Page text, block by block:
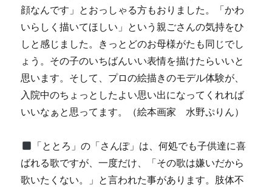
顔なんです」とおっしゃる方もおりました。「かわ
いらしく描いてほしい」という親ごさんの気持をひ
しと感じました。きっとどのお母様がたも同じでし
ょう。その子のいちばんいい表情を描けたらいいと
思います。そして、プロの絵描きのモデル体験が、
入院中のちょっとしたよい思い出になってくれれば
いいなぁと思ってます。（絵本画家 水野ぷりん）
「ととろ」の「さんぽ」は、何処でも子供達に喜
ばれる歌ですが、一度だけ、「その歌は嫌いだから
歌いたくない。」と言われた事があります。肢体不